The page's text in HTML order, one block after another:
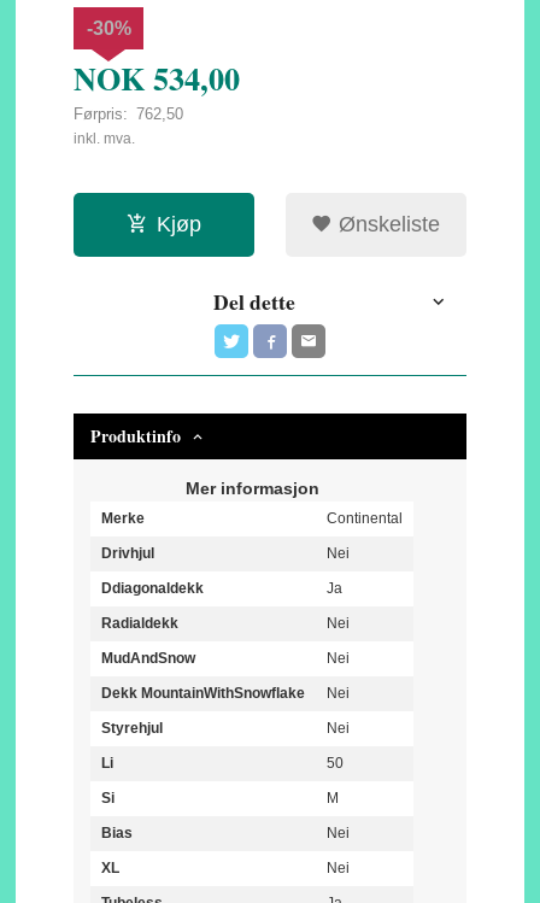
NOK534,00
Førpris: 762,50
Rabatt
-30%
inkl. mva.
Kjøp Ønskeliste
Del dette
Produktinfo
Mer informasjon
Merke Continental
Drivhjul Nei
Ddiagonaldekk Ja
Radialdekk Nei
MudAndSnow Nei
Dekk MountainWithSnowflake Nei
Styrehjul Nei
Li 50
Si M
Bias Nei
XL Nei